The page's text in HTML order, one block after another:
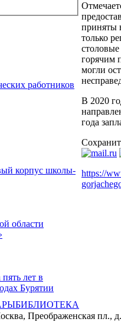
работников
корпус школы-
области
лет в
Бурятии
приняты
только
горячим
могли
В 2020
года
https://
БИБЛИОТЕКА
Преображенская пл.,